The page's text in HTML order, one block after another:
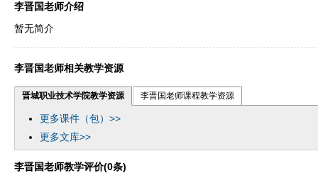
李晋国老师介绍
暂无简介
李晋国老师相关教学资源
晋城职业技术学院教学资源 李晋国老师课程教学资源
更多课件（包）>>
更多文库>>
李晋国老师教学评价(0条)